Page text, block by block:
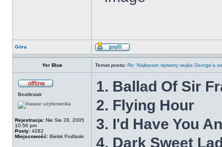
Góra
Yer Blue Temat postu: Re: Najlepsze wytwory wujka George'a
Beatlesiak
Rejestracja: Nie Sie 28, 2005
10:56 pm
Posty: 4282
Miejscowość: Bielsk Podlaski
1. Ballad Of Sir
2. Flying Hour
3. I'd Have You
4. Dark Sweet